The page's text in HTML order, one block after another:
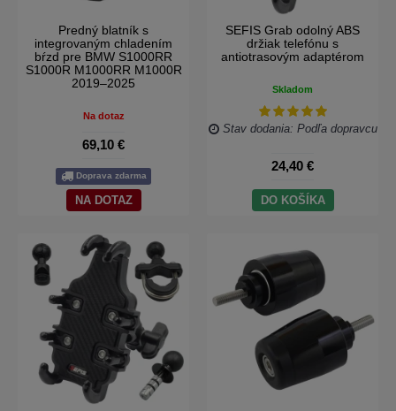
Predný blatník s
integrovaným chladením
bŕzd pre BMW S1000RR
S1000R M1000RR M1000R
2019–2025
Na dotaz
69,10 €
Doprava zdarma
NA DOTAZ
SEFIS Grab odolný ABS
držiak telefónu s
antiotrasovým adaptérom
Skladom
Stav dodania: Podľa dopravcu
24,40 €
DO KOŠÍKA